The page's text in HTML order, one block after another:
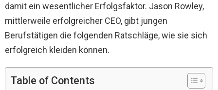
damit ein wesentlicher Erfolgsfaktor. Jason Rowley,
mittlerweile erfolgreicher CEO, gibt jungen
Berufstätigen die folgenden Ratschläge, wie sie sich
erfolgreich kleiden können.
Table of Contents